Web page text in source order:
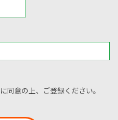
に同意の上、ご登録ください。